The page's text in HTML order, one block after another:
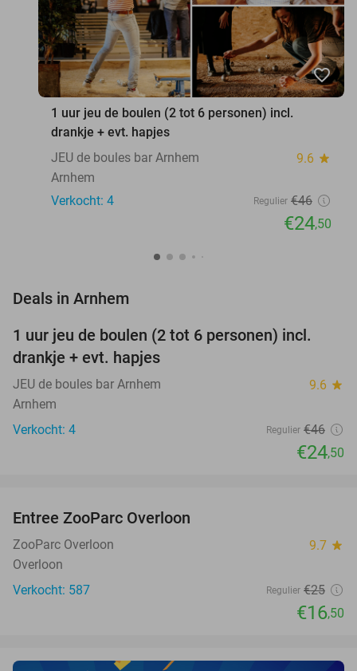
favorite_border
1 uur jeu de boulen (2 tot 6 personen) incl.
drankje + evt. hapjes
JEU de boules bar Arnhem
9.6 star
Arnhem
Verkocht: 4
Regulier €46
€24,50
Deals in Arnhem
47%
NEW
TODAY
1 uur jeu de boulen (2 tot 6 personen) incl.
drankje + evt. hapjes
JEU de boules bar Arnhem 9.6 star
Arnhem
Verkocht: 4
Regulier €46
€24,50
TODAY
Entree ZooParc Overloon
ZooParc Overloon 9.7 star
Overloon
Verkocht: 587
Regulier €25
€16,50